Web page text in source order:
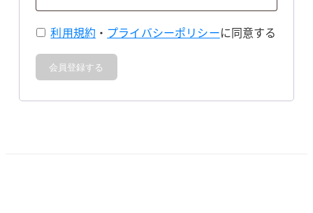
利用規約 ・ プライバシーポリシーに同意する
会員登録する